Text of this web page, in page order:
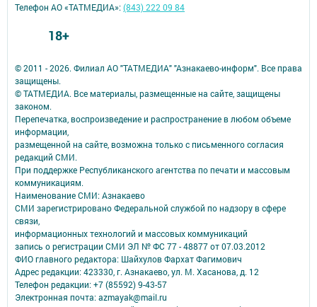
© 2011 - 2026. Филиал АО "ТАТМЕДИА" "Азнакаево-информ". Все права
защищены.
© ТАТМЕДИА. Все материалы, размещенные на сайте, защищены
законом.
Перепечатка, воспроизведение и распространение в любом объеме
информации,
размещенной на сайте, возможна только с письменного согласия
редакций СМИ.
При поддержке Республиканского агентства по печати и массовым
коммуникациям.
Наименование СМИ: Азнакаево
СМИ зарегистрировано Федеральной службой по надзору в сфере
связи,
информационных технологий и массовых коммуникаций
запись о регистрации СМИ ЭЛ № ФС 77 - 48877 от 07.03.2012
ФИО главного редактора: Шайхулов Фархат Фагимович
Адрес редакции: 423330, г. Азнакаево, ул. М. Хасанова, д. 12
Телефон редакции: +7 (85592) 9-43-57
Электронная почта: azmayak@mail.ru
Телефон АО «ТАТМЕДИА»:(843) 222 09 84
18+